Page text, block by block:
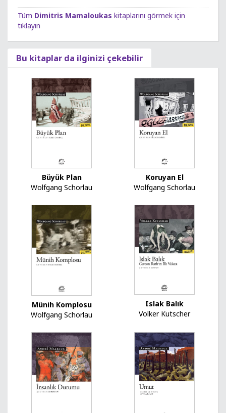
Tüm Dimitris Mamaloukas kitaplarını görmek için
tıklayın
Bu kitaplar da ilginizi çekebilir
Büyük Plan
Wolfgang Schorlau
Koruyan El
Wolfgang Schorlau
Münih Komplosu
Wolfgang Schorlau
Islak Balık
Volker Kutscher